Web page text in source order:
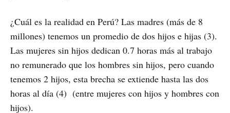
¿Cuál es la realidad en Perú? Las madres (más de 8
millones) tenemos un promedio de dos hijos e hijas (3).
Las mujeres sin hijos dedican 0.7 horas más al trabajo
no remunerado que los hombres sin hijos, pero cuando
tenemos 2 hijos, esta brecha se extiende hasta las dos
horas al día (4) (entre mujeres con hijos y hombres con
hijos).